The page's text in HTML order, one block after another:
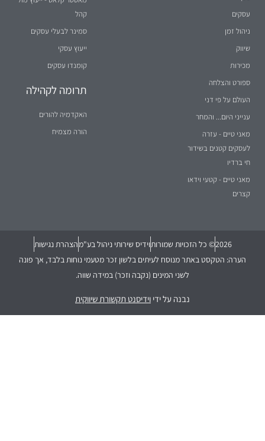
עסקים
ניהול זמן
שיווק
מכירות
ספורט והצלחה
העולם על פי דני
ענייני היום... והמחר
מאני טיים - עזרה
לעסקים קטנים בשידור
חי ברדיו
מאני טיים - קטעי וידאו
קצרים
קהל
סמינר לבעלי עסקים
ייעוץ עסקי
קומנדו עסקים
תרומה לקהילה
האקדמיה להורים
הורה מצמיח
2026© כל הזכויות שמורותוידיס שירותי ניהול בע"מהצהרת נגישות
הערה: הטקסט באתר מנוסח לעיתים בלשון זכר מטעמי נוחות בלבד, אך פונה
לשני המינים (נקבה וזכר) במידה שווה.
נבנה על ידי וידיסנט תקשורת שיווקית